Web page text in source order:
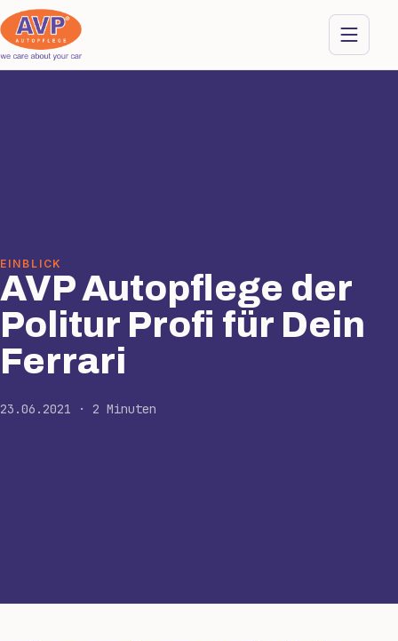
EINBLICK
AVP Autopflege der
Politur Profi für Dein
Ferrari
23.06.2021 · 2 Minuten